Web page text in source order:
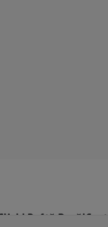
Poftă Bună!